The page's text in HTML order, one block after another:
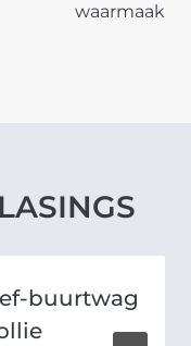
waarmaak
buurtwag